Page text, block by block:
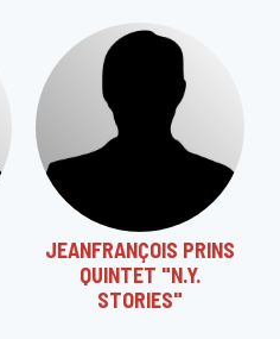
JEANFRANÇOIS PRINS
QUINTET "N.Y.
STORIES"